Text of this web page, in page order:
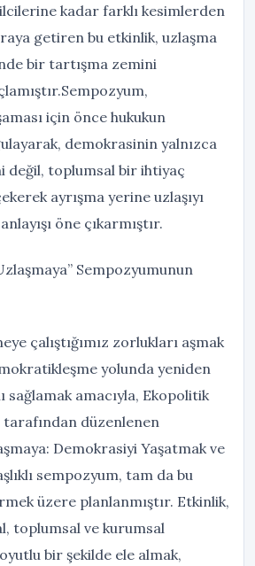
kadar farklı kesimlerden
getiren bu etkinlik, uzlaşma
bir tartışma zemini
için önce hukukun
demokrasinin yalnızca
değil, toplumsal bir ihtiyaç
ayrışma yerine uzlaşıyı
öne çıkarmıştır.
Sempozyumunun
çalıştığımız zorlukları aşmak
yolunda yeniden
sağlamak amacıyla, Ekopolitik
düzenlenen
Demokrasiyi Yaşatmak ve
sempozyum, tam da bu
üzere planlanmıştır. Etkinlik,
toplumsal ve kurumsal
bir şekilde ele almak,